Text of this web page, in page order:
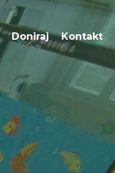
Doniraj
Doniraj Kontakt